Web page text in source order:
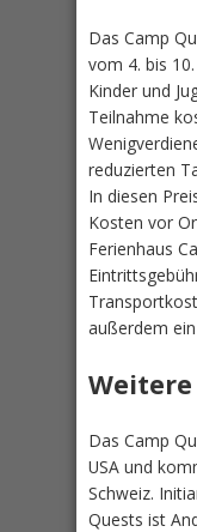
Das Camp
vom 4. bis
Kinder und
Teilnahme
reduzierten
In diesen
Kosten vor
Ferienhaus
außerdem
Das Camp
USA und
Schweiz.
Quests ist